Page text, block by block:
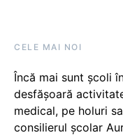
CELE MAI NOI
Încă mai sunt școli
desfășoară
medical, pe holuri
consilierul școlar